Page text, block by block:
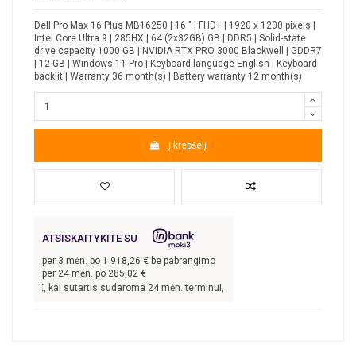
Dell Pro Max 16 Plus MB16250 | 16 " | FHD+ | 1920 x 1200 pixels |
Intel Core Ultra 9 | 285HX | 64 (2x32GB) GB | DDR5 | Solid-state
drive capacity 1000 GB | NVIDIA RTX PRO 3000 Blackwell | GDDR7
| 12 GB | Windows 11 Pro | Keyboard language English | Keyboard
backlit | Warranty 36 month(s) | Battery warranty 12 month(s)
Į krepšelį
ATSISKAITYKITE SU
per 3 mėn. po 1 918,26 € be pabrangimo
per 24 mėn. po 285,02 €
€, kai sutartis sudaroma 24 mėn. terminui, metinė palūkanų norma –